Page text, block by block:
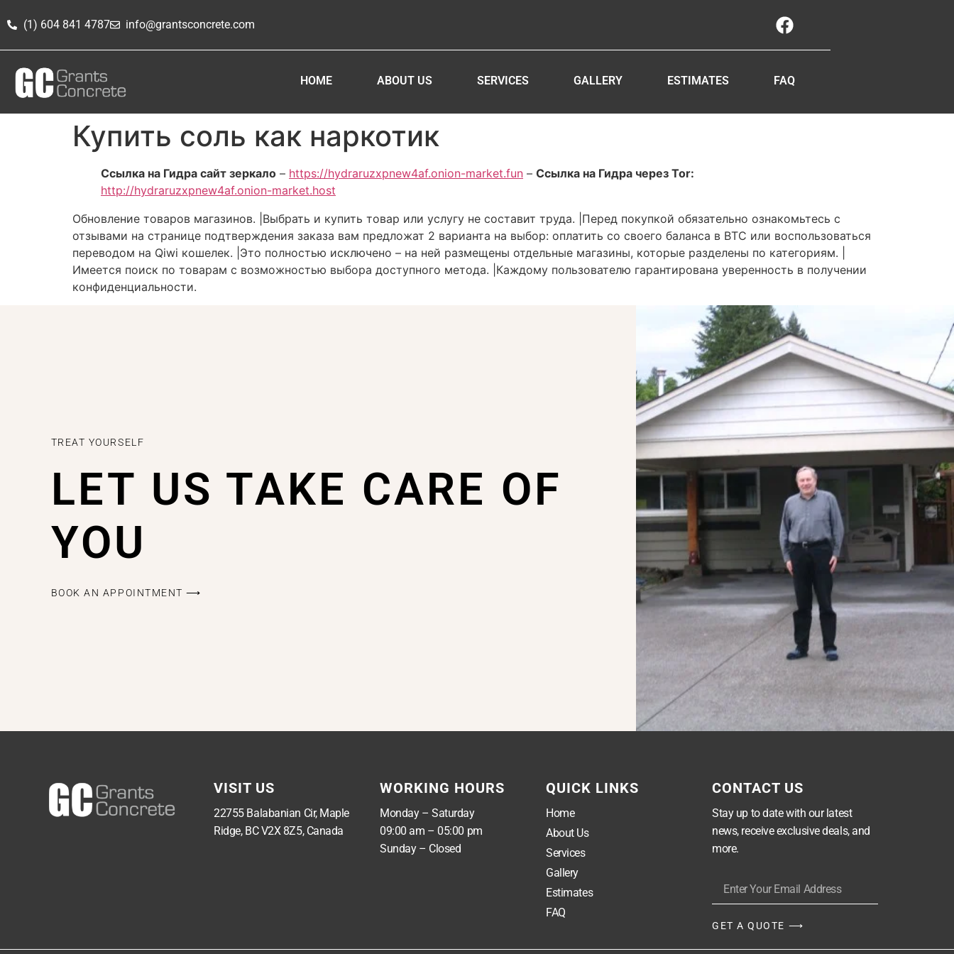
(1) 604 841 4787 info@grantsconcrete.com
HOME ABOUT US SERVICES GALLERY ESTIMATES FAQ
Купить соль как наркотик
Ссылка на Гидра сайт зеркало – https://hydraruzxpnew4af.onion-market.fun – Ссылка на Гидра через Tor:
http://hydraruzxpnew4af.onion-market.host
Обновление товаров магазинов. |Выбрать и купить товар или услугу не составит труда. |Перед покупкой обязательно ознакомьтесь с
отзывами на странице подтверждения заказа вам предложат 2 варианта на выбор: оплатить со своего баланса в BTC или воспользоваться
переводом на Qiwi кошелек. |Это полностью исключено – на ней размещены отдельные магазины, которые разделены по категориям. |
Имеется поиск по товарам с возможностью выбора доступного метода. |Каждому пользователю гарантирована уверенность в получении
конфиденциальности.
TREAT YOURSELF
LET US TAKE CARE OF
YOU
BOOK AN APPOINTMENT ⟶
VISIT US
22755 Balabanian Cir, Maple
Ridge, BC V2X 8Z5, Canada
WORKING HOURS
Monday – Saturday
09:00 am – 05:00 pm
Sunday – Closed
QUICK LINKS
Home
About Us
Services
Gallery
Estimates
FAQ
CONTACT US
Stay up to date with our latest
news, receive exclusive deals, and
more.
GET A QUOTE ⟶